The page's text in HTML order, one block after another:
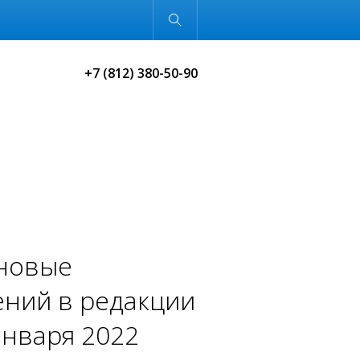
Обычная версия
+7 (812) 380-50-90
в редакции
2022